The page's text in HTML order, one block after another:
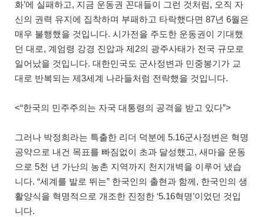
화’에 실패하고, 지금 운동권 꼰대들이 그런 것처럼, 오직 자
신의 권력 유지에 집착하며 부패하고 타락했다면 87년 6월은
매우 불행했을 것입니다. 시가전을 주도한 운동권이 기대했
던 대로, 계엄령 강경 진압과 제2의 광주사태가 전국 규모로
일어났을 것입니다. 대한민국도 군사정변과 민중봉기가 교
대로 반복되는 제3세계 나라들처럼 전락했을 것입니다.
<“한국의 민주주의는 자국 대통령의 공격을 받고 있다”>
그러나 박정희라는 특출한 리더 덕분에 5.16군사정변은 혁명
공약으로 내건 목표를 빠짐없이 초과 달성했고, 새마을 운동
으로 5천 년 가난의 농촌 지역까지 천지개벽을 이루어 냈습
니다. “세계를 발로 뛰는” 한국인의 출현과 함께, 한국인의 생
활양식을 혁명적으로 개조한 진정한 ‘5.16혁명’이었던 것입
니다.